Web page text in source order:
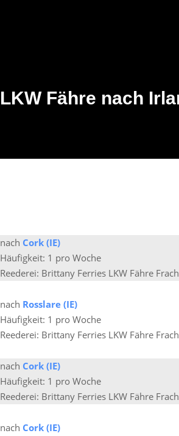
LKW Fähre nach
nach Cork (IE)
Häufigkeit: 1 pro Woche
Reederei: Brittany Ferries LKW Fähre
nach Rosslare (IE)
Häufigkeit: 1 pro Woche
Reederei: Brittany Ferries LKW Fähre
nach Cork (IE)
Häufigkeit: 1 pro Woche
Reederei: Brittany Ferries LKW Fähre
nach Cork (IE)